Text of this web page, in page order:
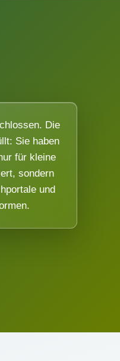
Die
Sie haben
für kleine
sondern
und